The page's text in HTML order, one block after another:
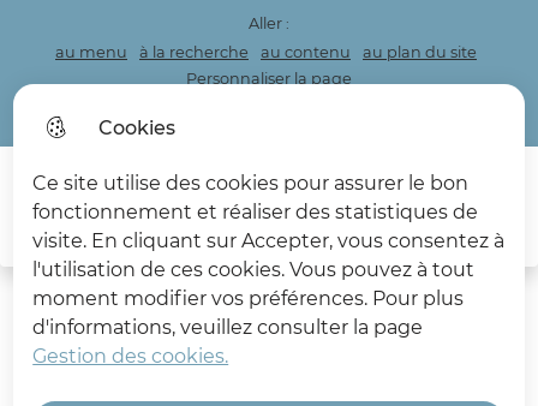
Cookies
Ce site utilise des cookies pour assurer le bon
fonctionnement et réaliser des statistiques de
visite. En cliquant sur Accepter, vous consentez à
l'utilisation de ces cookies. Vous pouvez à tout
moment modifier vos préférences. Pour plus
d'informations, veuillez consulter la page
Gestion des cookies.
Aller :
au menu
à la recherche au contenu
au plan du site
Personnaliser la page
Les Deux Caps
Menu